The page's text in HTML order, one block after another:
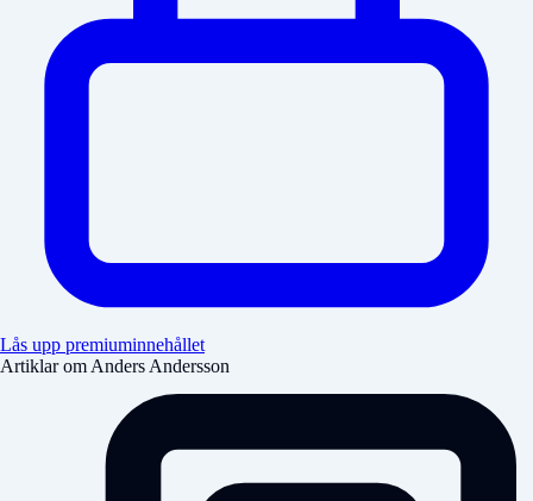
Lås upp premiuminnehållet
Artiklar om Anders Andersson